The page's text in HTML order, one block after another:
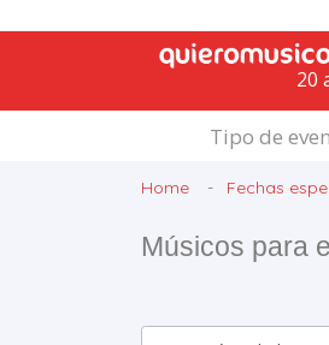
20
Tipo de
Home Fechas
Músicos para